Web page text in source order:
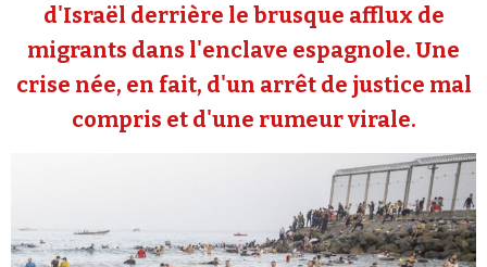
d'Israël derrière le brusque afflux de
migrants dans l'enclave espagnole. Une
crise née, en fait, d'un arrêt de justice mal
compris et d'une rumeur virale.